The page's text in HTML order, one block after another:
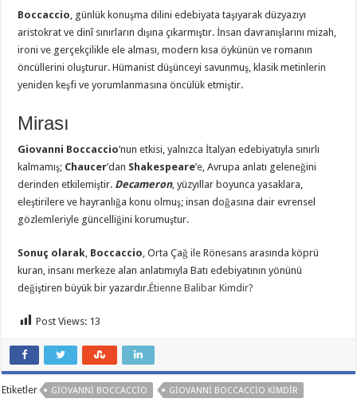
Boccaccio , günlük konuşma dilini edebiyata taşıyarak düzyazıyı
aristokrat ve dinî sınırların dışına çıkarmıştır. İnsan davranışlarını mizah,
ironi ve gerçekçilikle ele alması, modern kısa öykünün ve romanın
öncüllerini oluşturur. Hümanist düşünceyi savunmuş, klasik metinlerin
yeniden keşfi ve yorumlanmasına öncülük etmiştir.
Mirası
Giovanni Boccaccio’nun etkisi, yalnızca İtalyan edebiyatıyla sınırlı
kalmamış; Chaucer’dan Shakespeare’e, Avrupa anlatı geleneğini
derinden etkilemiştir. Decameron, yüzyıllar boyunca yasaklara,
eleştirilere ve hayranlığa konu olmuş; insan doğasına dair evrensel
gözlemleriyle güncelliğini korumuştur.
Sonuç olarak Boccaccio , Orta Çağ ile Rönesans arasında köprü
kuran, insanı merkeze alan anlatımıyla Batı edebiyatının yönünü
değiştiren büyük bir yazardır.Étienne Balibar Kimdir?
Post Views: 13
Etiketler GIOVANNI BOCCACCIO GIOVANNI BOCCACCIO KIMDIR